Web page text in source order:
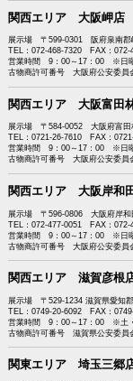
関西エリア 大阪岬店
展示場 〒599-0301 阪府泉南郡
TEL：072-468-7320 FAX：072-
営業時間 9：00～17：00 ※日曜
古物商許可番号 大阪府公安委
関西エリア 大阪富田
展示場 〒584-0052 大阪府富田
TEL：0721-26-7610 FAX：
営業時間 9：00～17：00 ※日曜
古物商許可番号 大阪府公安委
関西エリア 大阪岸和
展示場 〒596-0806 大阪府岸和
TEL：072-477-0051 FAX：072-
営業時間 9：00～17：00 ※日曜
古物商許可番号 大阪府公安委
関西エリア 滋賀彦根
展示場 〒529-1234 滋賀県愛知
TEL：0749-20-6092 FAX：
営業時間 9：00～17：00 ※土・
古物商許可番号 滋賀県公安委
関東エリア 埼玉三郷